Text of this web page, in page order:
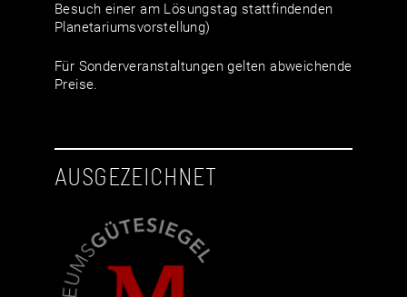
Besuch einer am Lösungstag stattfindenden
Planetariumsvorstellung)
Für Sonderveranstaltungen gelten abweichende
Preise.
AUSGEZEICHNET